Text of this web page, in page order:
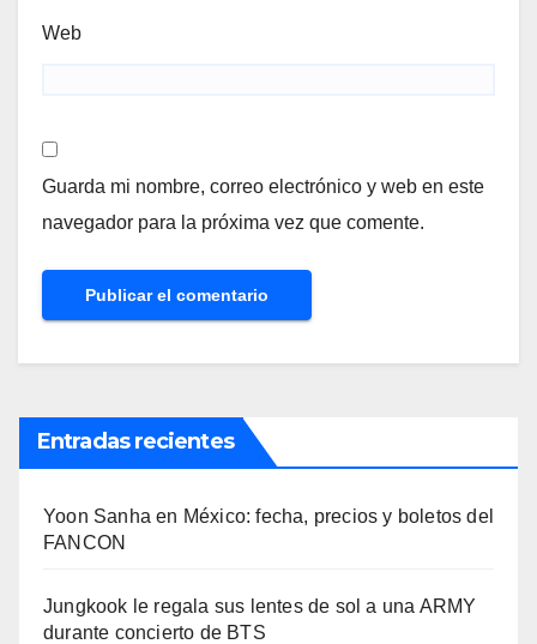
Web
Guarda mi nombre, correo electrónico y web en este
navegador para la próxima vez que comente.
Entradas recientes
Yoon Sanha en México: fecha, precios y boletos del
FANCON
Jungkook le regala sus lentes de sol a una ARMY
durante concierto de BTS